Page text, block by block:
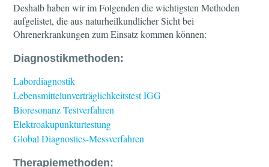
Deshalb haben wir im Folgenden die wichtigsten Methoden
aufgelistet, die aus naturheilkundlicher Sicht bei
Ohrenerkrankungen zum Einsatz kommen können:
Diagnostikmethoden:
Labordiagnostik
Lebensmittelunverträglichkeitstest IGG
Bioresonanz Testverfahren
Elektroakupunkturtestung
Global Diagnostics-Messverfahren
Therapiemethoden: